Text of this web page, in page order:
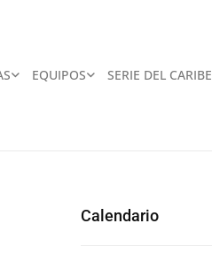
EQUIPOS SERIE DEL CARIBE
Calendario